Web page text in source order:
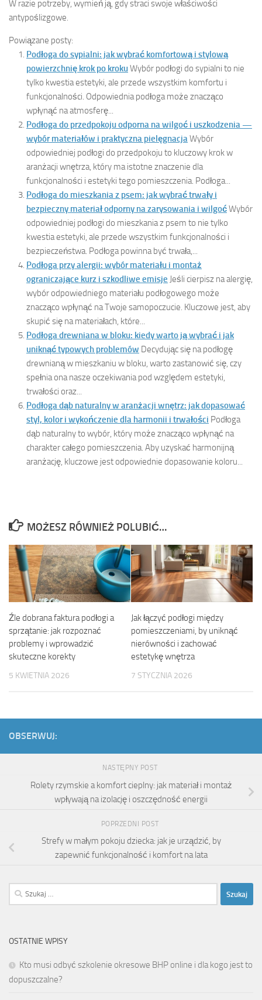
W razie potrzeby, wymień ją, gdy straci swoje właściwości
antypoślizgowe.
Powiązane posty:
Podłoga do sypialni: jak wybrać komfortową i stylową
powierzchnię krok po krokuWybór podłogi do sypialni to nie
tylko kwestia estetyki, ale przede wszystkim komfortu i
funkcjonalności. Odpowiednia podłoga może znacząco
wpłynąć na atmosferę...
Podłoga do przedpokoju odporna na wilgoć i uszkodzenia —
wybór materiałów i praktyczna pielęgnacjaWybór
odpowiedniej podłogi do przedpokoju to kluczowy krok w
aranżacji wnętrza, który ma istotne znaczenie dla
funkcjonalności i estetyki tego pomieszczenia. Podłoga...
Podłoga do mieszkania z psem: jak wybrać trwały i
bezpieczny materiał odporny na zarysowania i wilgoćWybór
odpowiedniej podłogi do mieszkania z psem to nie tylko
kwestia estetyki, ale przede wszystkim funkcjonalności i
bezpieczeństwa. Podłoga powinna być trwała,...
Podłoga przy alergii: wybór materiału i montaż
ograniczające kurz i szkodliwe emisje Jeśli cierpisz na alergię,
wybór odpowiedniego materiału podłogowego może
znacząco wpłynąć na Twoje samopoczucie. Kluczowe jest, aby
skupić się na materiałach, które...
Podłoga drewniana w bloku: kiedy warto ją wybrać i jak
uniknąć typowych problemów Decydując się na podłogę
drewnianą w mieszkaniu w bloku, warto zastanowić się, czy
spełnia ona nasze oczekiwania pod względem estetyki,
trwałości oraz...
Podłoga dąb naturalny w aranżacji wnętrz: jak dopasować
styl, kolor i wykończenie dla harmonii i trwałości Podłoga
dąb naturalny to wybór, który może znacząco wpłynąć na
charakter całego pomieszczenia. Aby uzyskać harmonijną
aranżację, kluczowe jest odpowiednie dopasowanie koloru...
MOŻESZ RÓWNIEŻ POLUBIĆ…
Źle dobrana faktura podłogi a
sprzątanie: jak rozpoznać
problemy i wprowadzić
skuteczne korekty
5 KWIETNIA 2026
Jak łączyć podłogi między
pomieszczeniami, by uniknąć
nierówności i zachować
estetykę wnętrza
7 STYCZNIA 2026
OBSERWUJ:
NASTĘPNY POST
Rolety rzymskie a komfort cieplny: jak materiał i montaż
wpływają na izolację i oszczędność energii
POPRZEDNI POST
Strefy w małym pokoju dziecka: jak je urządzić, by
zapewnić funkcjonalność i komfort na lata
Szukaj:
OSTATNIE WPISY
Kto musi odbyć szkolenie okresowe BHP online i dla kogo jest to
dopuszczalne?